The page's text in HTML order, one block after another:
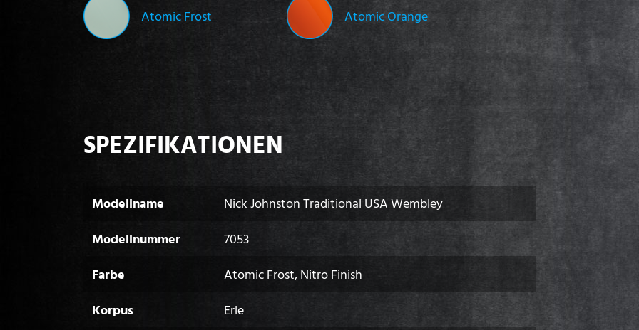
Atomic Frost Atomic Orange
SPEZIFIKATIONEN
Modellname
Nick Johnston Traditional USA Wembley
Modellnummer
7053
Farbe
Atomic Frost, Nitro Finish
Korpus
Erle